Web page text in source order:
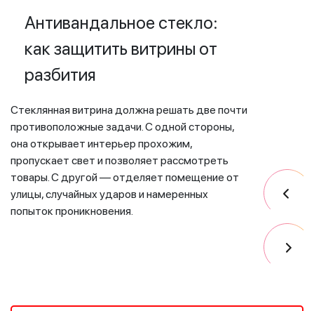
Антивандальное стекло:
как защитить витрины от
разбития
Стеклянная витрина должна решать две почти
противоположные задачи. С одной стороны,
она открывает интерьер прохожим,
пропускает свет и позволяет рассмотреть
товары. С другой — отделяет помещение от
улицы, случайных ударов и намеренных
попыток проникновения.
игры